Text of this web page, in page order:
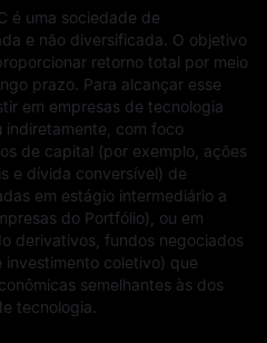
é uma sociedade de
e não diversificada. O objetivo
retorno total por meio
prazo. Para alcançar esse
em empresas de tecnologia
com foco
de capital (por exemplo, ações
e dívida conversível) de
em estágio intermediário a
do Portfólio), ou em
derivativos, fundos negociados
investimento coletivo) que
semelhantes às dos
tecnologia.